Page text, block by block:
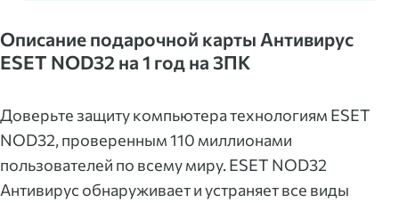
Описание подарочной карты Антивирус
ESET NOD32 на 1 год на 3ПК
Доверьте защиту компьютера технологиям ESET
NOD32, проверенным 110 миллионами
пользователей по всему миру. ESET NOD32
Антивирус обнаруживает и устраняет все виды